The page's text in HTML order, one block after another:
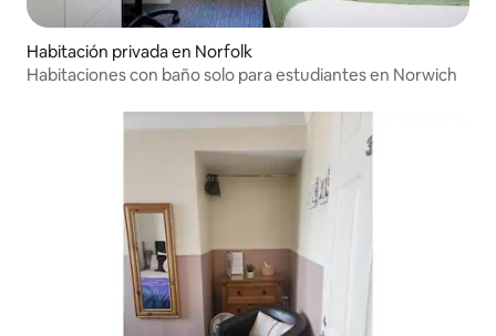
Habitación privada en Norfolk
Habitaciones con baño solo para estudiantes en Norwich